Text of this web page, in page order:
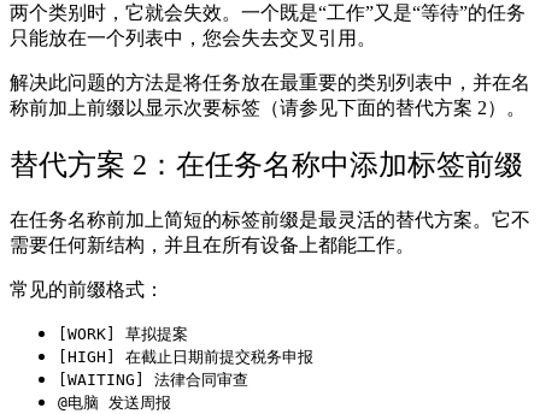
两个类别时，它就会失效。一个既是“工作”又是“等待”的任务
只能放在一个列表中，您会失去交叉引用。
解决此问题的方法是将任务放在最重要的类别列表中，并在名
称前加上前缀以显示次要标签（请参见下面的替代方案 2）。
替代方案 2：在任务名称中添加标签前缀
在任务名称前加上简短的标签前缀是最灵活的替代方案。它不
需要任何新结构，并且在所有设备上都能工作。
常见的前缀格式：
[WORK] 草拟提案
[HIGH] 在截止日期前提交税务申报
[WAITING] 法律合同审查
@电脑 发送周报